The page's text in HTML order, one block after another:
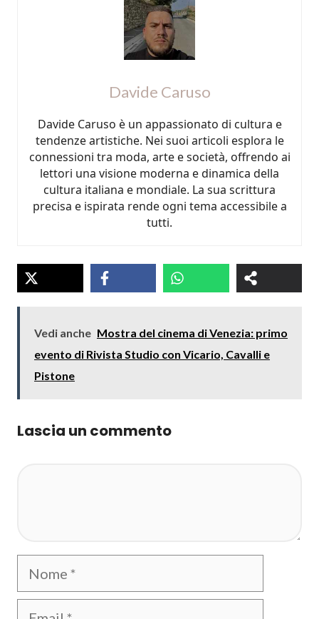
Davide Caruso
Davide Caruso è un appassionato di cultura e
tendenze artistiche. Nei suoi articoli esplora le
connessioni tra moda, arte e società, offrendo ai
lettori una visione moderna e dinamica della
cultura italiana e mondiale. La sua scrittura
precisa e ispirata rende ogni tema accessibile a
tutti.
Vedi anche Mostra del cinema di Venezia: primo
evento di Rivista Studio con Vicario, Cavalli e
Pistone
Lascia un commento
Nome
Email